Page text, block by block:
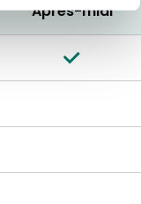
Après-midi